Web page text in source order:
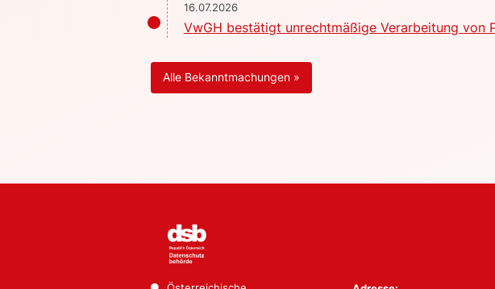
16.07.2026
VwGH bestätigt unrechtmäßige Verarbeitung
Alle Bekanntmachungen »